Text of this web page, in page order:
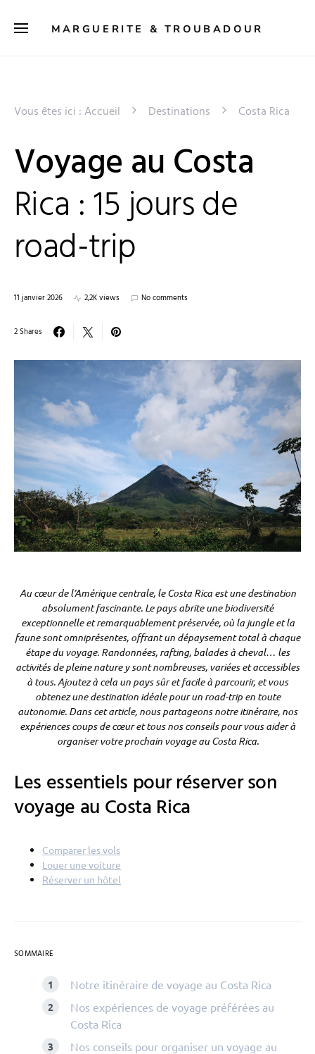
MARGUERITE & TROUBADOUR
Vous êtes ici : Accueil Destinations Costa Rica
Voyage au Costa
Rica : 15 jours de
road-trip
11 janvier 2026 2,2K views No comments
2 Shares
Au cœur de l’Amérique centrale, le Costa Rica est une destination
absolument fascinante. Le pays abrite une biodiversité
exceptionnelle et remarquablement préservée, où la jungle et la
faune sont omniprésentes, offrant un dépaysement total à chaque
étape du voyage. Randonnées, rafting, balades à cheval… les
activités de pleine nature y sont nombreuses, variées et accessibles
à tous. Ajoutez à cela un pays sûr et facile à parcourir, et vous
obtenez une destination idéale pour un road-trip en toute
autonomie. Dans cet article, nous partageons notre itinéraire, nos
expériences coups de cœur et tous nos conseils pour vous aider à
organiser votre prochain voyage au Costa Rica.
Les essentiels pour réserver son
voyage au Costa Rica
Comparer les vols
Louer une voiture
Réserver un hôtel
SOMMAIRE
Notre itinéraire de voyage au Costa Rica
Nos expériences de voyage préférées au
Costa Rica
Nos conseils pour organiser un voyage au